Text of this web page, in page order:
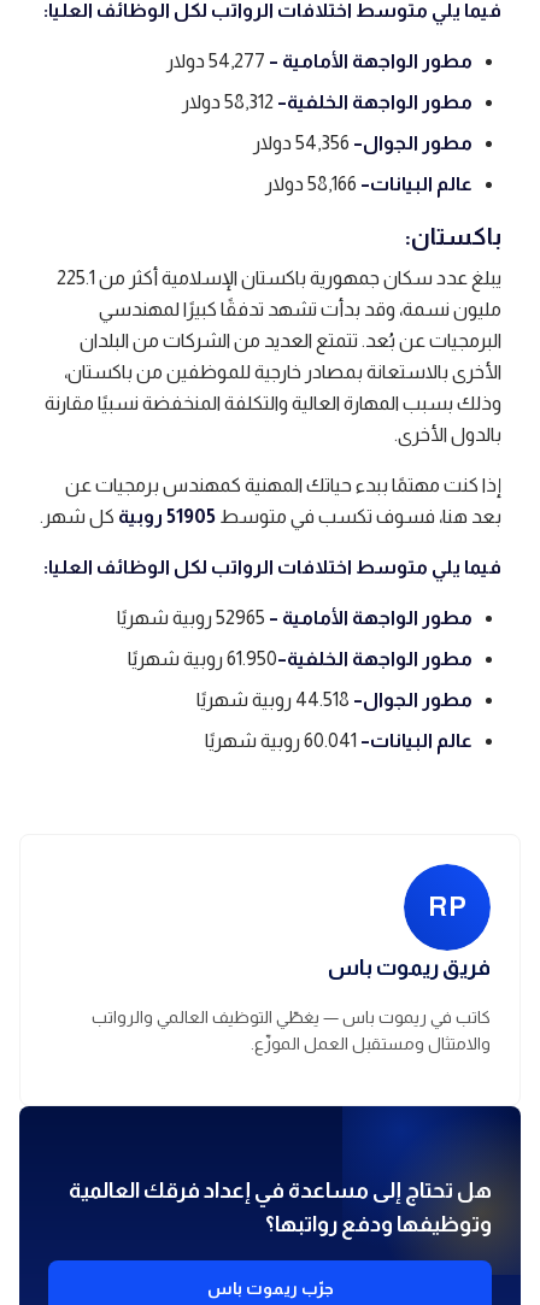
فيما يلي متوسط ​​اختلافات الرواتب لكل الوظائف العليا:
مطور الواجهة الأمامية –
مطور الواجهة الخلفية–
مطور الجوال–
عالم البيانات–
باكستان:
يبلغ عدد سكان جمهورية باكستان الإسلامية أكثر من 225.1
مليون نسمة، وقد بدأت تشهد تدفقًا كبيرًا لمهندسي
البرمجيات عن بُعد. تتمتع العديد من الشركات من البلدان
الأخرى بالاستعانة بمصادر خارجية للموظفين من باكستان،
وذلك بسبب المهارة العالية والتكلفة المنخفضة نسبيًا مقارنة
بالدول الأخرى.
إذا كنت مهتمًا ببدء حياتك المهنية كمهندس برمجيات عن
بعد هنا، فسوف تكسب في متوسط 51905 روبية كل شهر.
فيما يلي متوسط ​​اختلافات الرواتب لكل الوظائف العليا:
مطور الواجهة الأمامية –
مطور الواجهة الخلفية–61.950 روبية شهريًا
مطور الجوال–
عالم البيانات–
RP
فريق ريموت باس
كاتب في ريموت باس — يغطّي التوظيف العالمي والرواتب
والامتثال ومستقبل العمل الموزّع.
هل تحتاج إلى مساعدة في إعداد فرقك العالمية
وتوظيفها ودفع رواتبها؟
جرّب ريموت باس